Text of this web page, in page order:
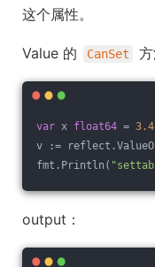
这个属性。
Value 的 CanSet
var x float64 = 3.4
v :=
fmt.Println(
output：